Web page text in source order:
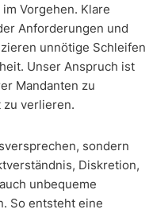
Vorgehen. Klare
Anforderungen und
unnötige Schleifen
Unser Anspruch ist
Mandanten zu
zu verlieren.
sondern
Diskretion,
unbequeme
So entsteht eine